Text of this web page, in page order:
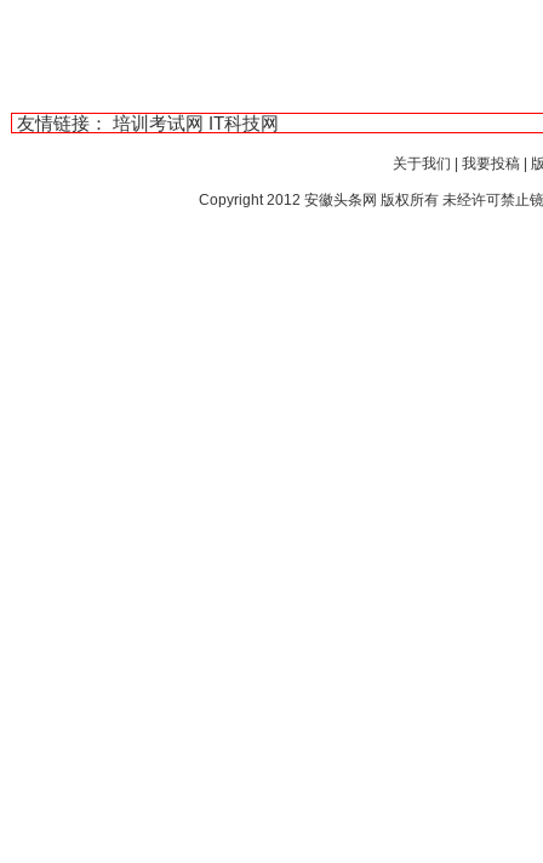
友情链接： 培训考试网 IT科技网
关于我们 我要投稿|
Copyright 2012 安徽头条网 版权所有 未经许可禁止